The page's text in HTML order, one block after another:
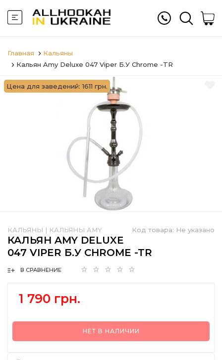
Главная
Кальяны
Кальян Amy Deluxe 047 Viper Б.У Chrome -TR
Цена для заведений: 1611 грн.
Код товара: Не указано
КАЛЬЯНЫ | КАЛЬЯНЫ AMY
КАЛЬЯН AMY DELUXE
047 VIPER Б.У CHROME -TR
В СРАВНЕНИЕ
1 790 грн.
НЕТ В НАЛИЧИИ